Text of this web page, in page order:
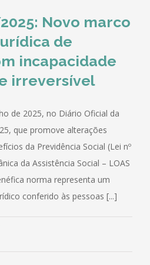
Novo marco
de
incapacidade
irreversível
de 2025, no Diário Oficial da
que promove alterações
da Previdência Social (Lei nº
da Assistência Social – LOAS
norma representa um
conferido às pessoas [...]